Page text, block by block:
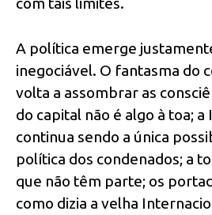
A política emerge
inegociável. O fantasma do
volta a assombrar as
do capital não é algo à toa; a
continua sendo a única
política dos condenados; a
que não têm parte; os
como dizia a velha